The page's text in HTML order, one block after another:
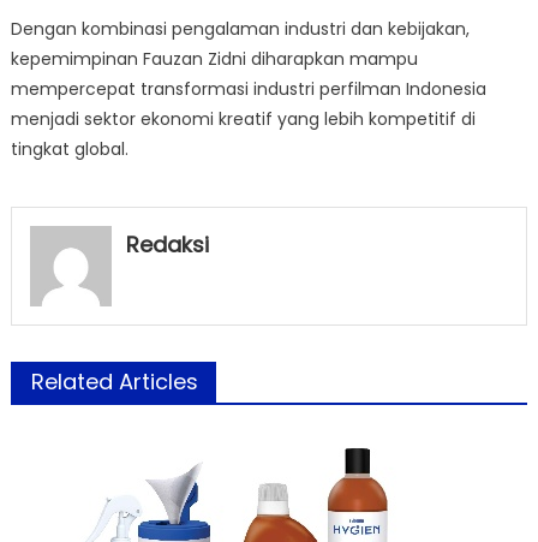
Dengan kombinasi pengalaman industri dan kebijakan,
kepemimpinan Fauzan Zidni diharapkan mampu
mempercepat transformasi industri perfilman Indonesia
menjadi sektor ekonomi kreatif yang lebih kompetitif di
tingkat global.
Redaksi
Related Articles